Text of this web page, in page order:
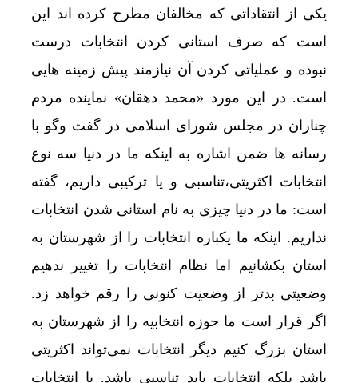
یکی از انتقاداتی که مخالفان مطرح کرده اند این
است که صرف استانی کردن انتخابات درست
نبوده و عملیاتی کردن آن نیازمند پیش زمینه هایی
است. در این مورد «محمد دهقان» نماینده مردم
چناران در مجلس شورای اسلامی در گفت وگو با
رسانه ها ضمن اشاره به اینکه ما در دنیا سه نوع
انتخابات اکثریتی،تناسبی و یا ترکیبی داریم، گفته
است: ما در دنیا چیزی به نام استانی شدن انتخابات
نداریم. اینکه ما یکباره انتخابات را از شهرستان به
استان بکشانیم اما نظام انتخابات را تغییر ندهیم
وضعیتی بدتر از وضعیت کنونی را رقم خواهد زد.
اگر قرار است ما حوزه انتخابیه را از شهرستان به
استان بزرگ کنیم دیگر انتخابات نمی‌تواند اکثریتی
باشد بلکه انتخابات باید تناسبی باشد. با انتخابات